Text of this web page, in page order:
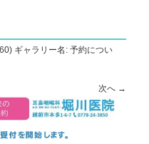
) ギャラリー名: 予約につい
次へ →